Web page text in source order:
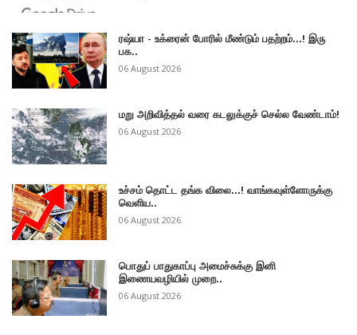
ரஷ்யா - உக்ரைன் போரில் மீண்டும் பதற்றம்...! இரு
பக..
06 August 2026
மறு அறிவித்தல் வரை கடலுக்குச் செல்ல வேண்டாம்!
06 August 2026
உச்சம் தொட்ட தங்க விலை...! வாங்கவுள்ளோருக்கு
வெளிய..
06 August 2026
பொதுப் பாதுகாப்பு அமைச்சுக்கு இனி
இணையவழியில் முறை..
06 August 2026